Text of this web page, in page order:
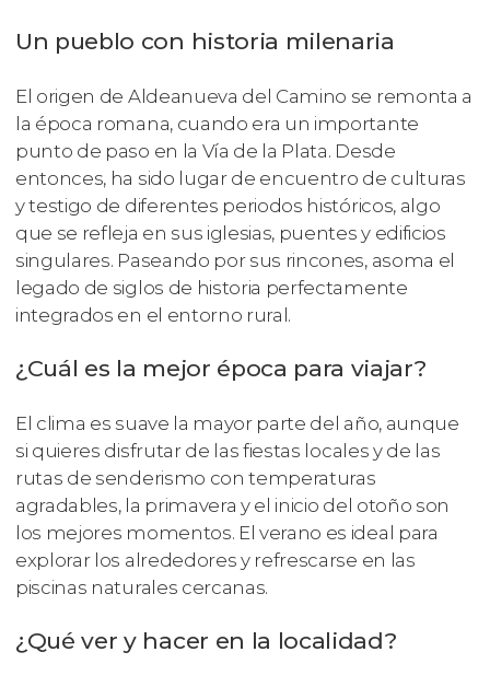
Un pueblo con historia milenaria
El origen de Aldeanueva del Camino se remonta a
la época romana, cuando era un importante
punto de paso en la Vía de la Plata. Desde
entonces, ha sido lugar de encuentro de culturas
y testigo de diferentes periodos históricos, algo
que se refleja en sus iglesias, puentes y edificios
singulares. Paseando por sus rincones, asoma el
legado de siglos de historia perfectamente
integrados en el entorno rural.
¿Cuál es la mejor época para viajar?
El clima es suave la mayor parte del año, aunque
si quieres disfrutar de las fiestas locales y de las
rutas de senderismo con temperaturas
agradables, la primavera y el inicio del otoño son
los mejores momentos. El verano es ideal para
explorar los alrededores y refrescarse en las
piscinas naturales cercanas.
¿Qué ver y hacer en la localidad?